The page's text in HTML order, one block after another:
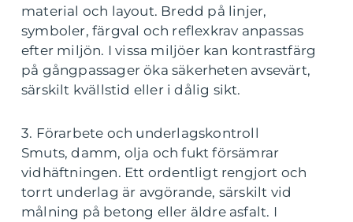
material och layout. Bredd på linjer,
symboler, färgval och reflexkrav anpassas
efter miljön. I vissa miljöer kan kontrastfärg
på gångpassager öka säkerheten avsevärt,
särskilt kvällstid eller i dålig sikt.
3. Förarbete och underlagskontroll
Smuts, damm, olja och fukt försämrar
vidhäftningen. Ett ordentligt rengjort och
torrt underlag är avgörande, särskilt vid
målning på betong eller äldre asfalt. I